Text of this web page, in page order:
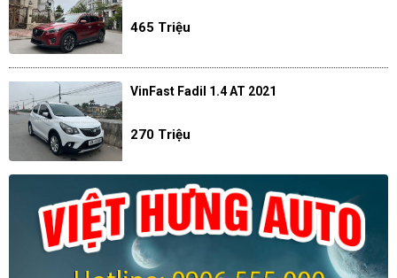
465 Triệu
VinFast Fadil 1.4 AT 2021
270 Triệu